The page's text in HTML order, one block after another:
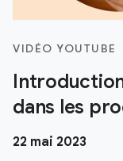
VIDÉO YOUTUBE
dans les
22 mai 2023